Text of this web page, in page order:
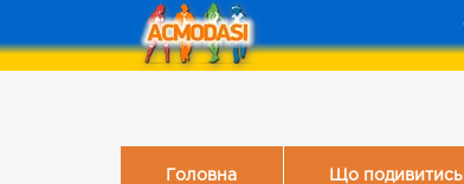
Головна Що подивитись